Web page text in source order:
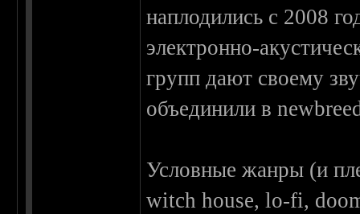
наплодились с 2008
электронно-
групп дают своему
объединили в
Условные жанры (и
witch house, lo-fi,